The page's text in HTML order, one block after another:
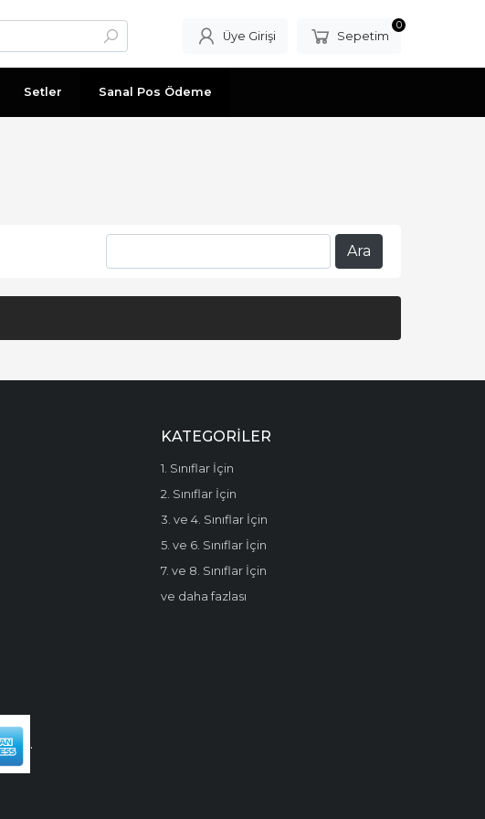
Üye Girişi Sepetim
0
Setler Sanal Pos Ödeme
KATEGORILER
1. Sınıflar İçin
2. Sınıflar İçin
3. ve 4. Sınıflar İçin
5. ve 6. Sınıflar İçin
7. ve 8. Sınıflar İçin
ve daha fazlası
.